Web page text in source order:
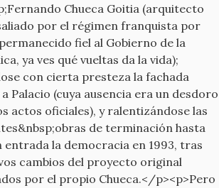
Chueca Goitia (arquitecto
por el régimen franquista por
fiel al Gobierno de la
ya ves qué vueltas da la vida);
con cierta presteza la fachada
Palacio (cuya ausencia era un desdoro
actos oficiales), y ralentizándose las
de terminación hasta
entrada la democracia en 1993, tras
cambios del proyecto original
por el propio Chueca.</p><p>Pero